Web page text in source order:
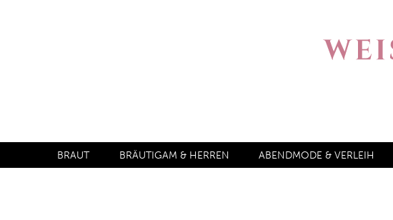
BRAUT BRÄUTIGAM & HERREN ABENDMODE & VERLEIH